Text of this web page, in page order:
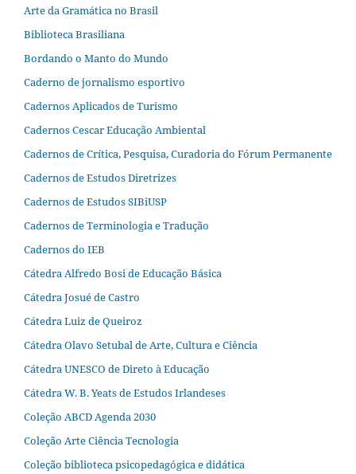
Arte da Gramática no Brasil
Biblioteca Brasiliana
Bordando o Manto do Mundo
Caderno de jornalismo esportivo
Cadernos Aplicados de Turismo
Cadernos Cescar Educação Ambiental
Cadernos de Crítica, Pesquisa, Curadoria do Fórum Permanente
Cadernos de Estudos Diretrizes
Cadernos de Estudos SIBiUSP
Cadernos de Terminologia e Tradução
Cadernos do IEB
Cátedra Alfredo Bosi de Educação Básica
Cátedra Josué de Castro
Cátedra Luiz de Queiroz
Cátedra Olavo Setubal de Arte, Cultura e Ciência
Cátedra UNESCO de Direto à Educação
Cátedra W. B. Yeats de Estudos Irlandeses
Coleção ABCD Agenda 2030
Coleção Arte Ciência Tecnologia
Coleção biblioteca psicopedagógica e didática